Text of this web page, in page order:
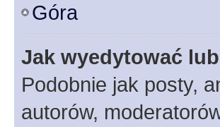
Góra
Jak wyedytować
Podobnie jak posty,
autorów,